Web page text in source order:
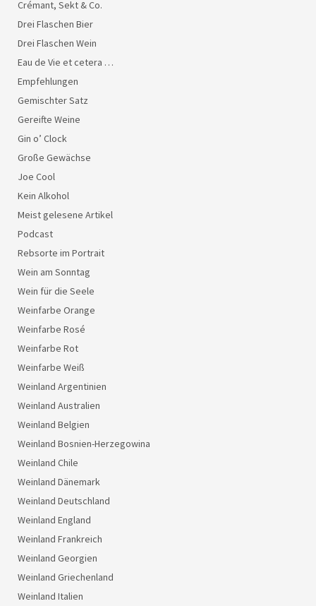
Crémant, Sekt & Co.
Drei Flaschen Bier
Drei Flaschen Wein
Eau de Vie et cetera …
Empfehlungen
Gemischter Satz
Gereifte Weine
Gin o’ Clock
Große Gewächse
Joe Cool
Kein Alkohol
Meist gelesene Artikel
Podcast
Rebsorte im Portrait
Wein am Sonntag
Wein für die Seele
Weinfarbe Orange
Weinfarbe Rosé
Weinfarbe Rot
Weinfarbe Weiß
Weinland Argentinien
Weinland Australien
Weinland Belgien
Weinland Bosnien-Herzegowina
Weinland Chile
Weinland Dänemark
Weinland Deutschland
Weinland England
Weinland Frankreich
Weinland Georgien
Weinland Griechenland
Weinland Italien